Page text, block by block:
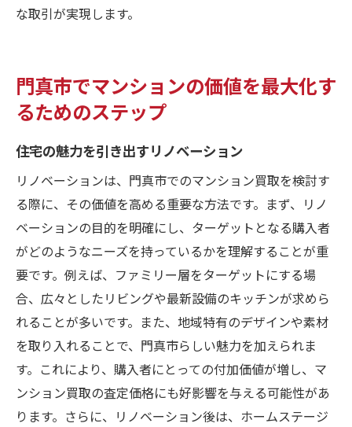
な取引が実現します。
門真市でマンションの価値を最大化す
るためのステップ
住宅の魅力を引き出すリノベーション
リノベーションは、門真市でのマンション買取を検討す
る際に、その価値を高める重要な方法です。まず、リノ
ベーションの目的を明確にし、ターゲットとなる購入者
がどのようなニーズを持っているかを理解することが重
要です。例えば、ファミリー層をターゲットにする場
合、広々としたリビングや最新設備のキッチンが求めら
れることが多いです。また、地域特有のデザインや素材
を取り入れることで、門真市らしい魅力を加えられま
す。これにより、購入者にとっての付加価値が増し、マ
ンション買取の査定価格にも好影響を与える可能性があ
ります。さらに、リノベーション後は、ホームステージ